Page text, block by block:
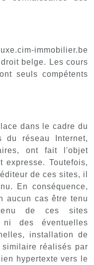
immobilier.be
belge. Les cours
seuls compétents
dans le cadre du
du réseau Internet,
ont fait l'objet
expresse. Toutefois,
de ces sites, il
En conséquence,
aucun cas être tenu
de ces sites
des éventuelles
installation de
réalisés par
hypertexte vers le